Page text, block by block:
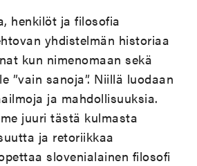
henkilöt ja filosofia
yhdistelmän historiaa
kun nimenomaan sekä
”vain sanoja”. Niillä luodaan
ja mahdollisuuksia.
juuri tästä kulmasta
ja retoriikkaa
slovenialainen filosofi